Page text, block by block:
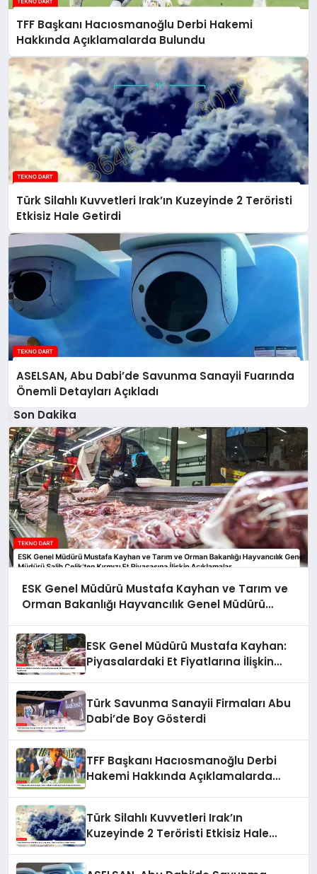
TFF Başkanı Hacıosmanoğlu Derbi Hakemi
Hakkında Açıklamalarda Bulundu
Türk Silahlı Kuvvetleri Irak’ın Kuzeyinde 2 Teröristi
Etkisiz Hale Getirdi
ASELSAN, Abu Dabi’de Savunma Sanayii Fuarında
Önemli Detayları Açıkladı
Son Dakika
ESK Genel Müdürü Mustafa Kayhan ve Tarım ve
Orman Bakanlığı Hayvancılık Genel Müdürü
Açıklamalar
ESK Genel Müdürü Mustafa Kayhan:
Piyasalardaki Et Fiyatlarına İlişkin
Türk Savunma Sanayii Firmaları Abu
Dabi’de Boy Gösterdi
TFF Başkanı Hacıosmanoğlu Derbi
Hakemi Hakkında Açıklamalarda
Türk Silahlı Kuvvetleri Irak’ın
Kuzeyinde 2 Teröristi Etkisiz Hale